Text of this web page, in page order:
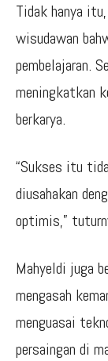
Tidak hanya
wisudawan
pembelajaran.
meningkatkan
berkarya.
“Sukses itu
diusahakan
optimis,”
Mahyeldi juga
mengasah
menguasai
persaingan di